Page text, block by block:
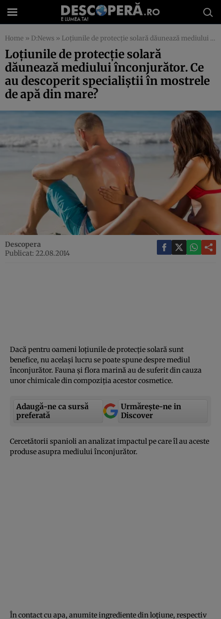
Home » D:News » Loţiunile de protecţie solară dăunează mediului înconjurător. Ce au descoperit specialiştii în mostrele de apă din mare?
Loţiunile de protecţie solară
dăunează mediului înconjurător. Ce
au descoperit specialiştii în mostrele
de apă din mare?
Descopera
Publicat: 22.08.2014
Dacă pentru oameni loţiunile de protecţie solară sunt
benefice, nu acelaşi lucru se poate spune despre mediul
înconjurător. Fauna şi flora marină au de suferit din cauza
unor chimicale din compoziţia acestor cosmetice.
Adaugă-ne ca sursă
preferată
Urmărește-ne in
Discover
Cercetătorii spanioli an analizat impactul pe care îl au aceste
produse asupra mediului înconjurător.
În contact cu apa, anumite ingrediente din loţiune, respectiv